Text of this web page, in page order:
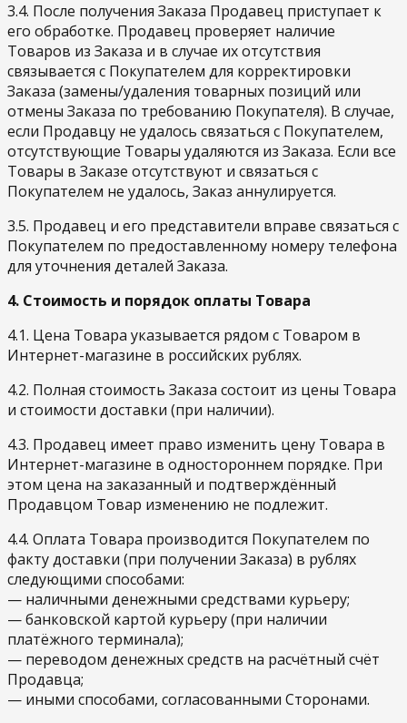
3.4. После получения Заказа Продавец приступает к
его обработке. Продавец проверяет наличие
Товаров из Заказа и в случае их отсутствия
связывается с Покупателем для корректировки
Заказа (замены/удаления товарных позиций или
отмены Заказа по требованию Покупателя). В случае,
если Продавцу не удалось связаться с Покупателем,
отсутствующие Товары удаляются из Заказа. Если все
Товары в Заказе отсутствуют и связаться с
Покупателем не удалось, Заказ аннулируется.
3.5. Продавец и его представители вправе связаться с
Покупателем по предоставленному номеру телефона
для уточнения деталей Заказа.
4. Стоимость и порядок оплаты Товара
4.1. Цена Товара указывается рядом с Товаром в
Интернет-магазине в российских рублях.
4.2. Полная стоимость Заказа состоит из цены Товара
и стоимости доставки (при наличии).
4.3. Продавец имеет право изменить цену Товара в
Интернет-магазине в одностороннем порядке. При
этом цена на заказанный и подтверждённый
Продавцом Товар изменению не подлежит.
4.4. Оплата Товара производится Покупателем по
факту доставки (при получении Заказа) в рублях
следующими способами:
— наличными денежными средствами курьеру;
— банковской картой курьеру (при наличии
платёжного терминала);
— переводом денежных средств на расчётный счёт
Продавца;
— иными способами, согласованными Сторонами.